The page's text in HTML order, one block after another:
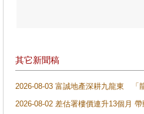
其它新聞稿
2026-08-03 富誠地產深耕九龍東 「
2026-08-02 差估署樓價連升13個月